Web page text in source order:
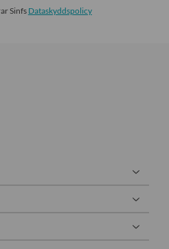
SinfsDataskyddspolicy